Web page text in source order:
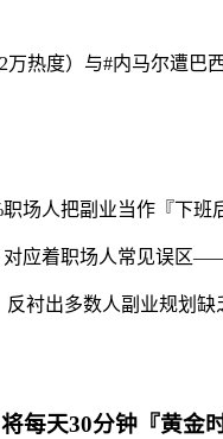
热度）与#内马尔遭
场人把副业当作『下
应着职场人常见误区
衬出多数人副业规划
将每天30分钟『黄金